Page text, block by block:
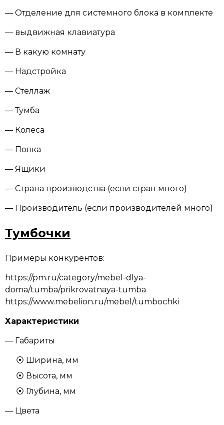
— Отделение для системного блока в комплекте
— выдвижная клавиатура
— В какую комнату
— Надстройка
— Стеллаж
— Тумба
— Колеса
— Полка
— Ящики
— Страна производства (если стран много)
— Производитель (если производителей много)
Тумбочки
Примеры конкурентов:
https://pm.ru/category/mebel-dlya-
doma/tumba/prikrovatnaya-tumba
https://www.mebelion.ru/mebel/tumbochki
Характеристики
— Габариты
Ширина, мм
Высота, мм
Глубина, мм
— Цвета